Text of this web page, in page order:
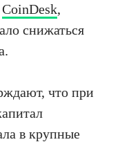
CoinDesk,
снижаться
что при
в крупные